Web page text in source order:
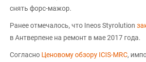
снять форс-мажор.
Ранее отмечалось, что Ineos Styrolution
в Антверпене на ремонт в мае 2017 года.
Согласно Ценовому обзору ICIS-MRC,